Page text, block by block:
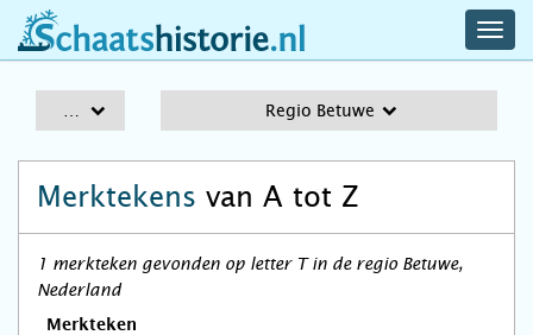
schaatshistorie.nl
Regio Betuwe
Merktekens van A tot Z
1 merkteken gevonden op letter T in de regio Betuwe,
Nederland
Merkteken